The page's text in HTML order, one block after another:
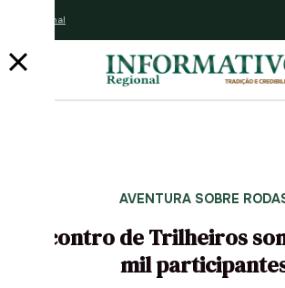
Assine o jornal
AVENTURA SOBRE
Encontro de Trilheiros
mil